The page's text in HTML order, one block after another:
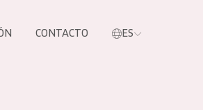
CONTACTO ES